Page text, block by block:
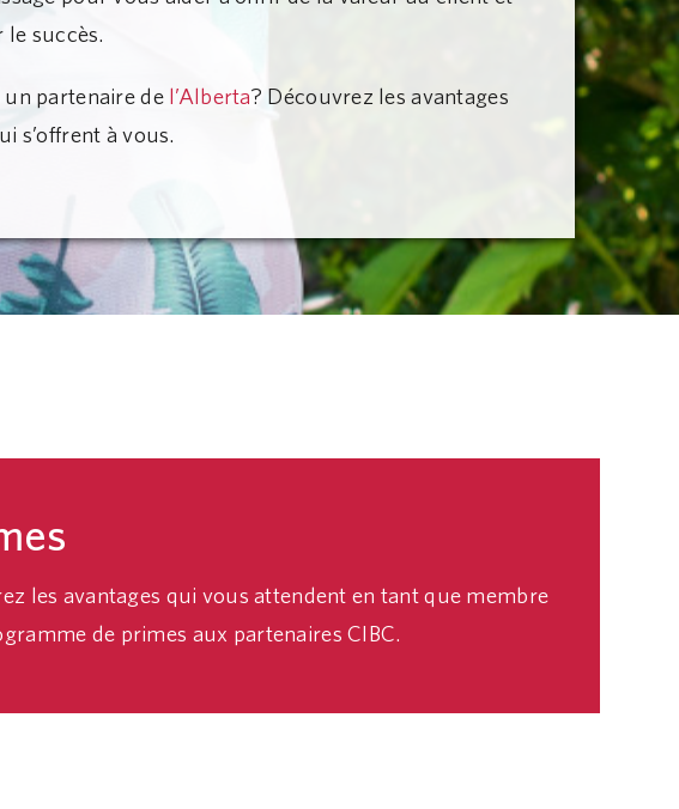
le succès.
un partenaire de l’Alberta? Découvrez les avantages
s’offrent à vous.
les avantages qui vous attendent en tant que membre
de primes aux partenaires CIBC.